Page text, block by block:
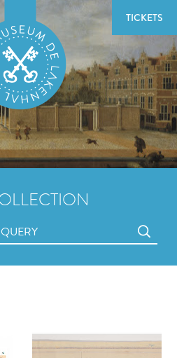
TICKETS